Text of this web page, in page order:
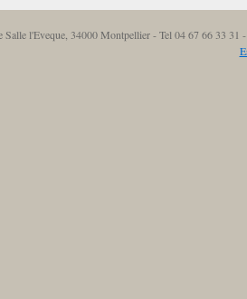
Salle l'Eveque, 34000 Montpellier - Tel 04 67 66 33